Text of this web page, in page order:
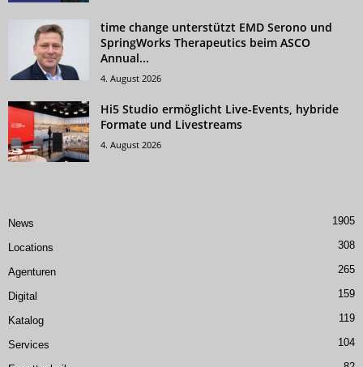
time change unterstützt EMD Serono und
SpringWorks Therapeutics beim ASCO
Annual...
4. August 2026
Hi5 Studio ermöglicht Live-Events, hybride
Formate und Livestreams
4. August 2026
News 1905
Locations 308
Agenturen 265
Digital 159
Katalog 119
Services 104